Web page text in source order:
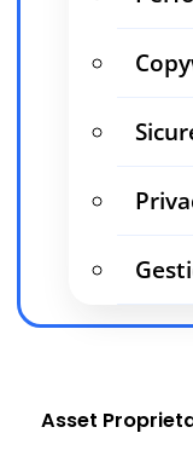
Asset